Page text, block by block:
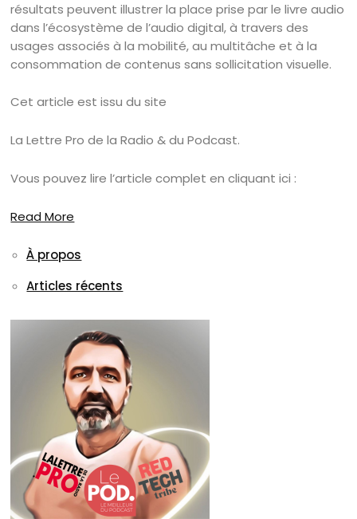
résultats peuvent illustrer la place prise par le livre audio
dans l’écosystème de l’audio digital, à travers des
usages associés à la mobilité, au multitâche et à la
consommation de contenus sans sollicitation visuelle.
Cet article est issu du site
La Lettre Pro de la Radio & du Podcast.
Vous pouvez lire l’article complet en cliquant ici :
Read More
À propos
Articles récents